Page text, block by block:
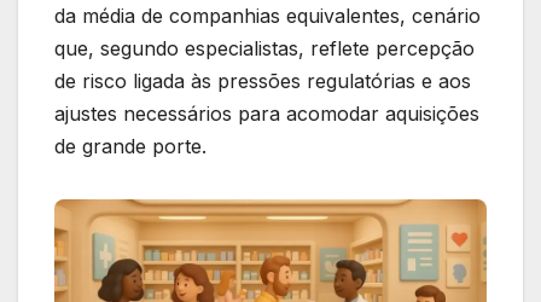
da média de companhias equivalentes, cenário
que, segundo especialistas, reflete percepção
de risco ligada às pressões regulatórias e aos
ajustes necessários para acomodar aquisições
de grande porte.